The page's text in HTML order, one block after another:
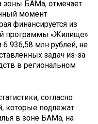
зоны БАМа, отмечает
момент
финансируется из
программы «Жилище»
936,58 млн рублей, не
задач из-за
в региональном
согласно
которые подлежат
в зоне БАМа, на